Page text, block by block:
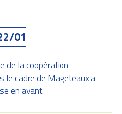
01
de la coopération
le cadre de Mageteaux a
en avant.